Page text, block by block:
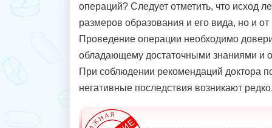
операций? Следует отметить, что исход
размеров образования и его вида, но и
Проведение операции необходимо
обладающему достаточными знаниями и
При соблюдении рекомендаций доктора
негативные последствия возникают